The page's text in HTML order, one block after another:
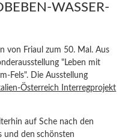
WASSER-
von Friaul zum 50. Mal. Aus
"Leben mit
Fels". Die Ausstellung
Österreich Interregprojekt
auf Sche nach den
und den schönsten